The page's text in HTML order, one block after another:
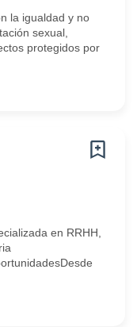
la igualdad y no
sexual,
protegidos por
en RRHH,